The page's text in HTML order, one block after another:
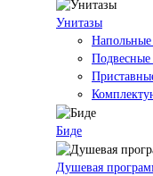
Унитазы
Подвесные
Биде
Душевая